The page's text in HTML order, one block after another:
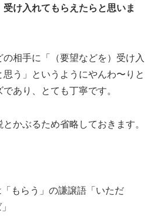
け入れてもらえたらと思いま
相手に「（要望などを）受け入
う」というようにやんわ〜りと
あり、とても丁寧です。
かぶるため省略しておきます。
「もらう」の謙譲語「いただ